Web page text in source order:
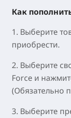
Как
1. Выберите
приобрести.
2. Выберите
Force и
(Обязательно
3. Выберите